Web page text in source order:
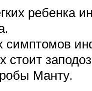
ребенка
Манту.